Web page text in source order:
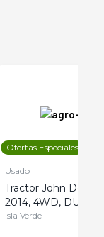
Ofertas Especiales
Usado
Tractor John Deere
2014, 4WD, DUAL
Isla Verde